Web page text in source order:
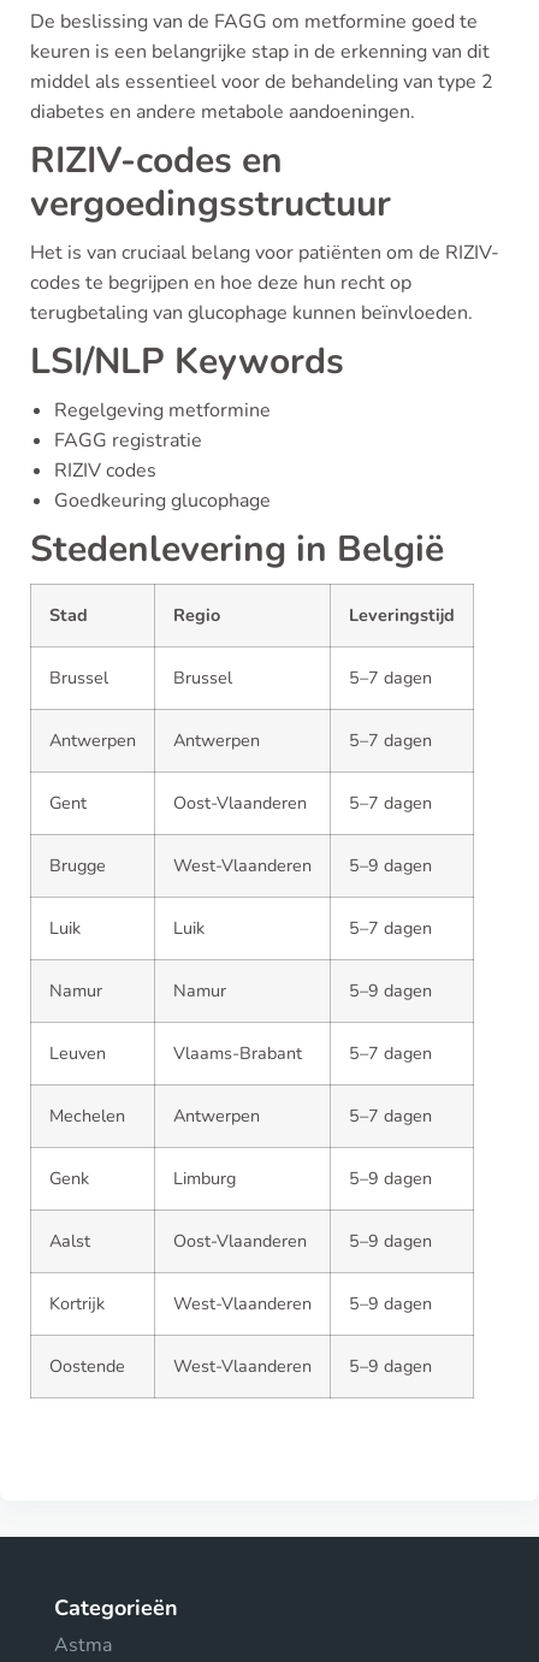
De beslissing van de FAGG om metformine goed te
keuren is een belangrijke stap in de erkenning van dit
middel als essentieel voor de behandeling van type 2
diabetes en andere metabole aandoeningen.
RIZIV-codes en
vergoedingsstructuur
Het is van cruciaal belang voor patiënten om de RIZIV-
codes te begrijpen en hoe deze hun recht op
terugbetaling van glucophage kunnen beïnvloeden.
LSI/NLP Keywords
Regelgeving metformine
FAGG registratie
RIZIV codes
Goedkeuring glucophage
Stedenlevering in België
Stad Regio Leveringstijd
Brussel Brussel 5–7 dagen
Antwerpen Antwerpen 5–7 dagen
Gent Oost-Vlaanderen 5–7 dagen
Brugge West-Vlaanderen 5–9 dagen
Luik Luik 5–7 dagen
Namur Namur 5–9 dagen
Leuven Vlaams-Brabant 5–7 dagen
Mechelen Antwerpen 5–7 dagen
Genk Limburg 5–9 dagen
Aalst Oost-Vlaanderen 5–9 dagen
Kortrijk West-Vlaanderen 5–9 dagen
Oostende West-Vlaanderen 5–9 dagen
Categorieën
Astma